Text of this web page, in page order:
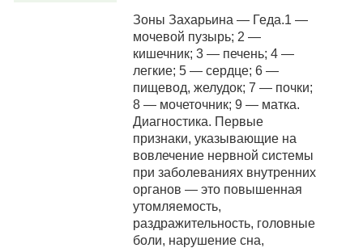
Зоны Захарьина — Геда.1 —
мочевой пузырь; 2 —
кишечник; 3 — печень; 4 —
легкие; 5 — сердце; 6 —
пищевод, желудок; 7 — почки;
8 — мочеточник; 9 — матка.
Диагностика. Первые
признаки, указывающие на
вовлечение нервной системы
при заболеваниях внутренних
органов — это повышенная
утомляемость,
раздражительность, головные
боли, нарушение сна,